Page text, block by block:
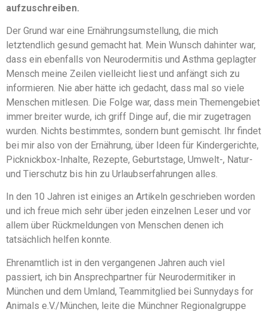
aufzuschreiben.
Der Grund war eine Ernährungsumstellung, die mich
letztendlich gesund gemacht hat. Mein Wunsch dahinter war,
dass ein ebenfalls von Neurodermitis und Asthma geplagter
Mensch meine Zeilen vielleicht liest und anfängt sich zu
informieren. Nie aber hätte ich gedacht, dass mal so viele
Menschen mitlesen. Die Folge war, dass mein Themengebiet
immer breiter wurde, ich griff Dinge auf, die mir zugetragen
wurden. Nichts bestimmtes, sondern bunt gemischt. Ihr findet
bei mir also von der Ernährung, über Ideen für Kindergerichte,
Picknickbox-Inhalte, Rezepte, Geburtstage, Umwelt-, Natur-
und Tierschutz bis hin zu Urlaubserfahrungen alles.
In den 10 Jahren ist einiges an Artikeln geschrieben worden
und ich freue mich sehr über jeden einzelnen Leser und vor
allem über Rückmeldungen von Menschen denen ich
tatsächlich helfen konnte.
Ehrenamtlich ist in den vergangenen Jahren auch viel
passiert, ich bin Ansprechpartner für Neurodermitiker in
München und dem Umland, Teammitglied bei Sunnydays for
Animals e.V./München, leite die Münchner Regionalgruppe